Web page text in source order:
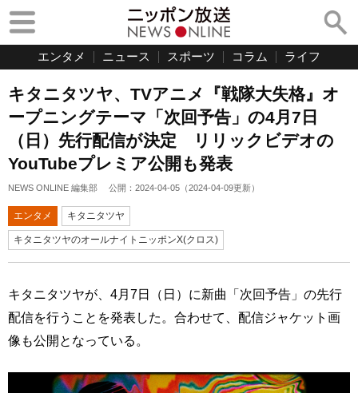
エンタメ ニュース スポーツ コラム ライフ
キタニタツヤ、TVアニメ『戦隊大失格』オ
ープニングテーマ「次回予告」の4月7日
（日）先行配信が決定 リリックビデオの
YouTubeプレミア公開も発表
NEWS ONLINE 編集部 公開： 2024-04-05 （2024-04-09更新）
エンタメ キタニタツヤ
キタニタツヤのオールナイトニッポンX(クロス)
キタニタツヤが、4月7日（日）に新曲「次回予告」の先行
配信を行うことを発表した。合わせて、配信ジャケット画
像も公開となっている。